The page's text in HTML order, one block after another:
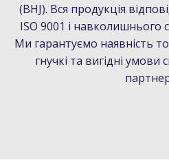
(BHJ). Вся продукція
ISO 9001 і навколишнього
Ми гарантуємо наявність
гнучкі та вигідні умови